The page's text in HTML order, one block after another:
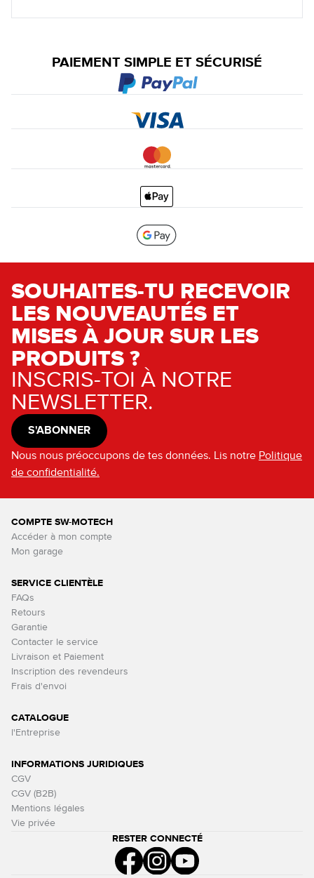
PAIEMENT SIMPLE ET SÉCURISÉ
SOUHAITES-TU RECEVOIR
LES NOUVEAUTÉS ET
MISES À JOUR SUR LES
PRODUITS ?
INSCRIS-TOI À NOTRE
NEWSLETTER.
S'ABONNER
Nous nous préoccupons de tes données. Lis notre Politique
de confidentialité.
COMPTE SW-MOTECH
Accéder à mon compte
Mon garage
SERVICE CLIENTÈLE
FAQs
Retours
Garantie
Contacter le service
Livraison et Paiement
Inscription des revendeurs
Frais d'envoi
CATALOGUE
l'Entreprise
INFORMATIONS JURIDIQUES
CGV
CGV (B2B)
Mentions légales
Vie privée
RESTER CONNECTÉ